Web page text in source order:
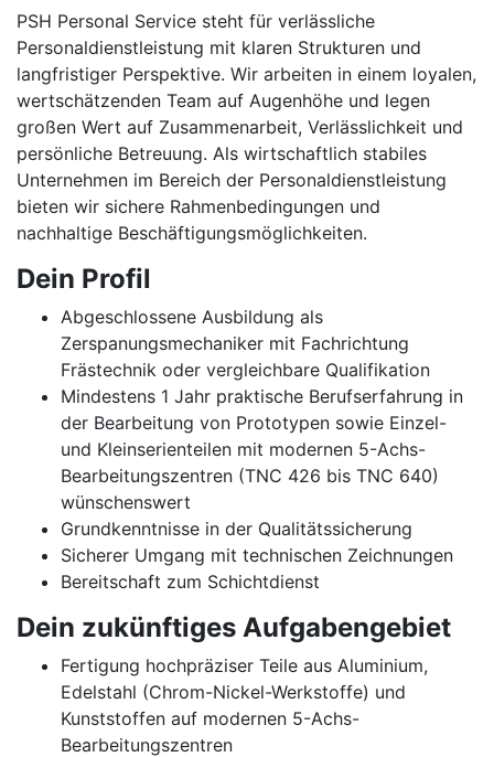
PSH Personal Service steht für verlässliche
Personaldienstleistung mit klaren Strukturen und
langfristiger Perspektive. Wir arbeiten in einem loyalen,
wertschätzenden Team auf Augenhöhe und legen
großen Wert auf Zusammenarbeit, Verlässlichkeit und
persönliche Betreuung. Als wirtschaftlich stabiles
Unternehmen im Bereich der Personaldienstleistung
bieten wir sichere Rahmenbedingungen und
nachhaltige Beschäftigungsmöglichkeiten.
Dein Profil
Abgeschlossene Ausbildung als
Zerspanungsmechaniker mit Fachrichtung
Frästechnik oder vergleichbare Qualifikation
Mindestens 1 Jahr praktische Berufserfahrung in
der Bearbeitung von Prototypen sowie Einzel-
und Kleinserienteilen mit modernen 5-Achs-
Bearbeitungszentren (TNC 426 bis TNC 640)
wünschenswert
Grundkenntnisse in der Qualitätssicherung
Sicherer Umgang mit technischen Zeichnungen
Bereitschaft zum Schichtdienst
Dein zukünftiges Aufgabengebiet
Fertigung hochpräziser Teile aus Aluminium,
Edelstahl (Chrom-Nickel-Werkstoffe) und
Kunststoffen auf modernen 5-Achs-
Bearbeitungszentren